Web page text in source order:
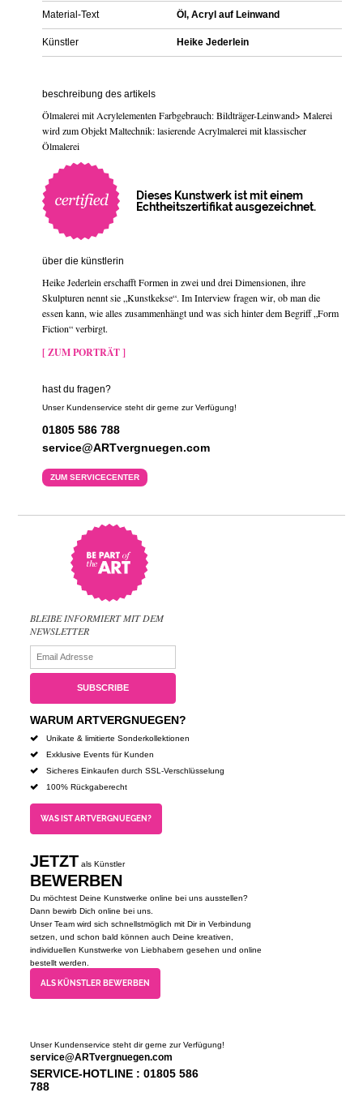
Material-Text Öl, Acryl auf Leinwand
Künstler Heike Jederlein
beschreibung des artikels
Ölmalerei mit Acrylelementen Farbgebrauch: Bildträger-Leinwand> Malerei
wird zum Objekt Maltechnik: lasierende Acrylmalerei mit klassischer
Ölmalerei
Dieses Kunstwerk ist mit einem
Echtheitszertifikat ausgezeichnet.
über die künstlerin
Heike Jederlein erschafft Formen in zwei und drei Dimensionen, ihre
Skulpturen nennt sie „Kunstkekse“. Im Interview fragen wir, ob man die
essen kann, wie alles zusammenhängt und was sich hinter dem Begriff „Form
Fiction“ verbirgt.
[ ZUM PORTRÄT ]
hast du fragen?
Unser Kundenservice steht dir gerne zur Verfügung!
01805 586 788
service@ARTvergnuegen.com
ZUM SERVICECENTER
BLEIBE INFORMIERT MIT DEM
NEWSLETTER
WARUM ARTVERGNUEGEN?
Unikate & limitierte Sonderkollektionen
Exklusive Events für Kunden
Sicheres Einkaufen durch SSL-Verschlüsselung
100% Rückgaberecht
WAS IST ARTVERGNUEGEN?
JETZT als Künstler
BEWERBEN
Du möchtest Deine Kunstwerke online bei uns ausstellen?
Dann bewirb Dich online bei uns.
Unser Team wird sich schnellstmöglich mit Dir in Verbindung
setzen, und schon bald können auch Deine kreativen,
individuellen Kunstwerke von Liebhabern gesehen und online
bestellt werden.
ALS KÜNSTLER BEWERBEN
Unser Kundenservice steht dir gerne zur Verfügung!
service@ARTvergnuegen.com
SERVICE-HOTLINE : 01805 586
788